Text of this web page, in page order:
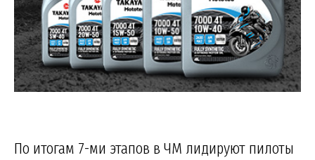
По итогам 7-ми этапов в ЧМ лидируют пилоты